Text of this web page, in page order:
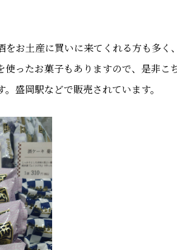
お土産に買いに来てくれる方も多く
ったお菓子もありますので、是非こ
盛岡駅などで販売されています。